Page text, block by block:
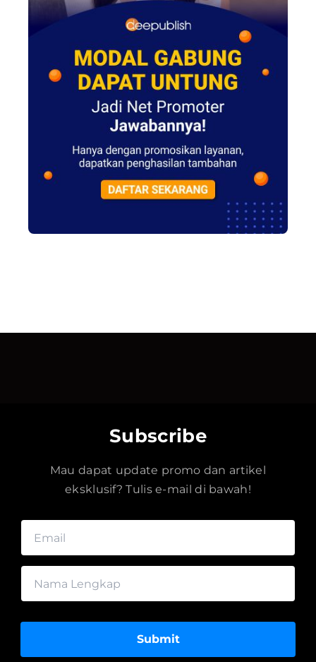
Subscribe
Mau dapat update promo dan artikel
eksklusif? Tulis e-mail di bawah!
Submit